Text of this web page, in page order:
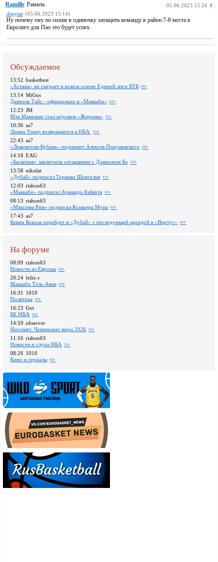
Ramille Рамиль 05.06.2023 15:26 #
depytat (05.06.2023 15:14)
Ну почему ему по силам в одиночку затащить команду в район 7-8 места в
Евролиге для Пао это будет успех.
Обсуждаемое
13:52 basketbest
«Астана» не сыграет в новом сезоне Единой лиги ВТБ
13:14 MiGus
Даниэль Тайс - официально в «Маккаби»
12:23 JM
Мэк Маккланг стал игроком «Жироны»
10:36 as7
Лонни Уокер возвращается в НБА
22:43 as7
«Локомотив-Кубань» подпишет Алексея Покушевского
14:18 EAG
«Баскония» заключила соглашение с Дэмионом Бо
13:58 nikolat
«Дубай» подписал Торнике Шенгелия
12:03 rishon63
«Маккаби» подписал Армандо Бэйкота
08:13 rishon63
«Максима Рим» подписал Ксавьера Муна
17:43 as7
Кевин Кокила перейдет в «Дубай» с последующей арендой в «Виртус»
На форуме
08:09 rishon63
Новости из Европы
20:24 felix-r
Маккаби Тель-Авив
16:31
1010
Политика
16:23 Got
БК МБА
14:59 observer
Ногомяч: Чемпионат мира 2026
11:16 rishon63
Новости и слухи НБА
08:26 1010
Кино и сериалы